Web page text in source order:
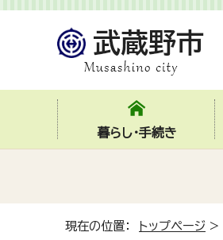
暮らし・手続き
現在の位置： トップページ >